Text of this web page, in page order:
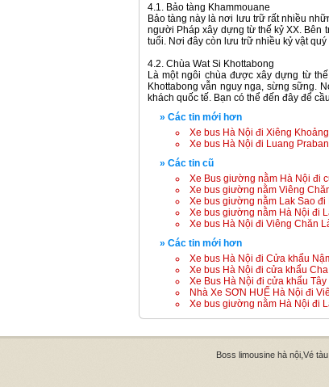
4.1. Bảo tàng Khammouane
Bảo tàng này là nơi lưu trữ rất nhiều
người Pháp xây dựng từ thế kỷ XX. Bên
tuổi. Nơi đây còn lưu trữ nhiều kỷ vật
4.2. Chùa Wat Si Khottabong
Là một ngôi chùa được xây dựng từ
Khottabong vẫn nguy nga, sừng sững.
khách quốc tế. Bạn có thể đến đây để
» Các tin mới hơn
Xe bus Hà Nội đi Xiêng
Xe bus Hà Nội đi Luang
» Các tin cũ
Xe Bus giường nằm Hà Nội đi
Xe bus giường nằm Viêng
Xe bus giường nằm Lak Sao đi
Xe bus giường nằm Hà Nội đi
Xe bus Hà Nội đi Viêng Chăn
» Các tin mới hơn
Xe bus Hà Nội đi Cửa khẩu
Xe bus Hà Nội đi cửa khẩu
Xe Bus Hà Nội đi cửa khẩu
Nhà Xe SƠN HUẾ Hà Nội đi
Xe bus giường nằm Hà Nội đi
Boss limousine hà nội Vé